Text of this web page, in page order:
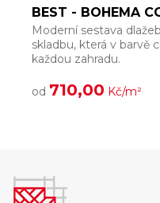
BEST - BOHEMA
Moderní sestava
skladbu, která v barvě
každou zahradu.
od 710,00 Kč/m²